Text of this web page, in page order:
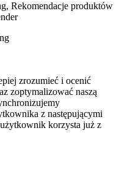
Rekomendacje produktów
zrozumieć i ocenić
zoptymalizować naszą
z następującymi
korzysta już z